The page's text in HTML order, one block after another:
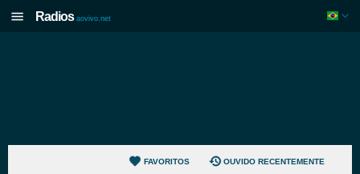
Radios aovivo.net
FAVORITOS OUVIDO RECENTEMENTE